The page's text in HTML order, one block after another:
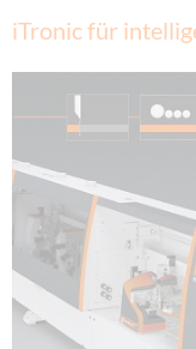
iTronic für